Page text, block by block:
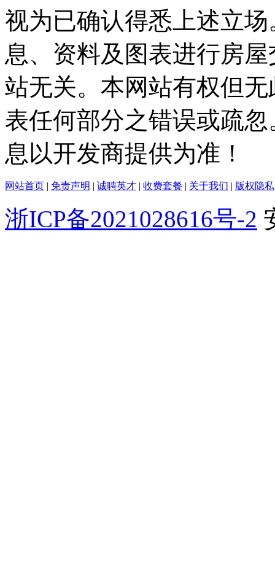
视为已确认得悉上述立
息、资料及图表进行房
站无关。本网站有权但
表任何部分之错误或疏
息以开发商提供为准！
网站首页 | 免责声明 | 诚聘英才 | 收费套餐 | 关于我们 | 版权隐私
浙ICP备2021028616号-2